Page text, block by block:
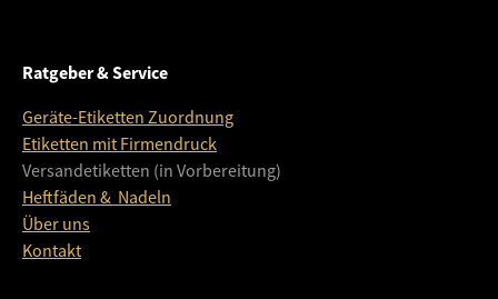
Ratgeber & Service
Geräte-Etiketten Zuordnung
Etiketten mit Firmendruck
Versandetiketten (in Vorbereitung)
Heftfäden & Nadeln
Über uns
Kontakt